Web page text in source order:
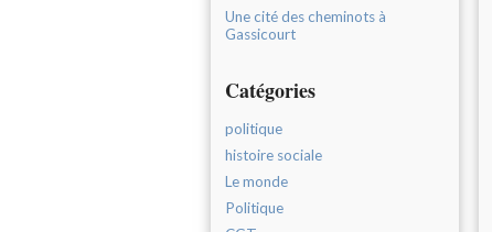
Une cité des cheminots à
Gassicourt
Catégories
politique
histoire sociale
Le monde
Politique